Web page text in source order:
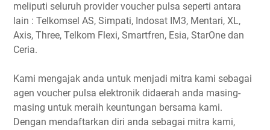
meliputi seluruh provider voucher pulsa seperti antara
lain : Telkomsel AS, Simpati, Indosat IM3, Mentari, XL,
Axis, Three, Telkom Flexi, Smartfren, Esia, StarOne dan
Ceria.
Kami mengajak anda untuk menjadi mitra kami sebagai
agen voucher pulsa elektronik didaerah anda masing-
masing untuk meraih keuntungan bersama kami.
Dengan mendaftarkan diri anda sebagai mitra kami,